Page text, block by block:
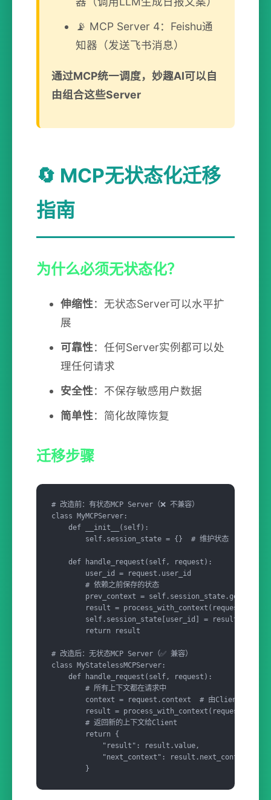
📡 MCP Server 4：Feishu通
知器（发送飞书消息）
通过MCP统一调度，妙趣AI可以自
由组合这些Server
🔄 MCP无状态化迁移
指南
为什么必须无状态化？
伸缩性：无状态Server可以水平扩
展
可靠性：任何Server实例都可以处
理任何请求
安全性：不保存敏感用户数据
简单性：简化故障恢复
迁移步骤
# 改造前：有状态MCP Server（❌ 不兼容）
class MyMCPServer:
    def __init__(self):
        self.session_state = {}  # 维护状态
    def handle_request(self, request):
        user_id = request.user_id
        # 依赖之前保存的状态
prev_context =
result = process_with_context(request,
self.session_state[user_id] = result.context
        return result
# 改造后：无状态MCP Server（✅ 兼容）
class MyStatelessMCPServer:
    def handle_request(self, request):
        # 所有上下文都在请求中
        context = request.context  # 由Client传递
result = process_with_context(request.data,
        # 返回新的上下文给Client
        return {
            "result": result.value,
"next_context": result.next_context  #
        }